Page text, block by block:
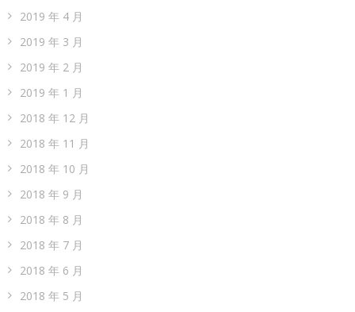
2019 年 4 月
2019 年 3 月
2019 年 2 月
2019 年 1 月
2018 年 12 月
2018 年 11 月
2018 年 10 月
2018 年 9 月
2018 年 8 月
2018 年 7 月
2018 年 6 月
2018 年 5 月